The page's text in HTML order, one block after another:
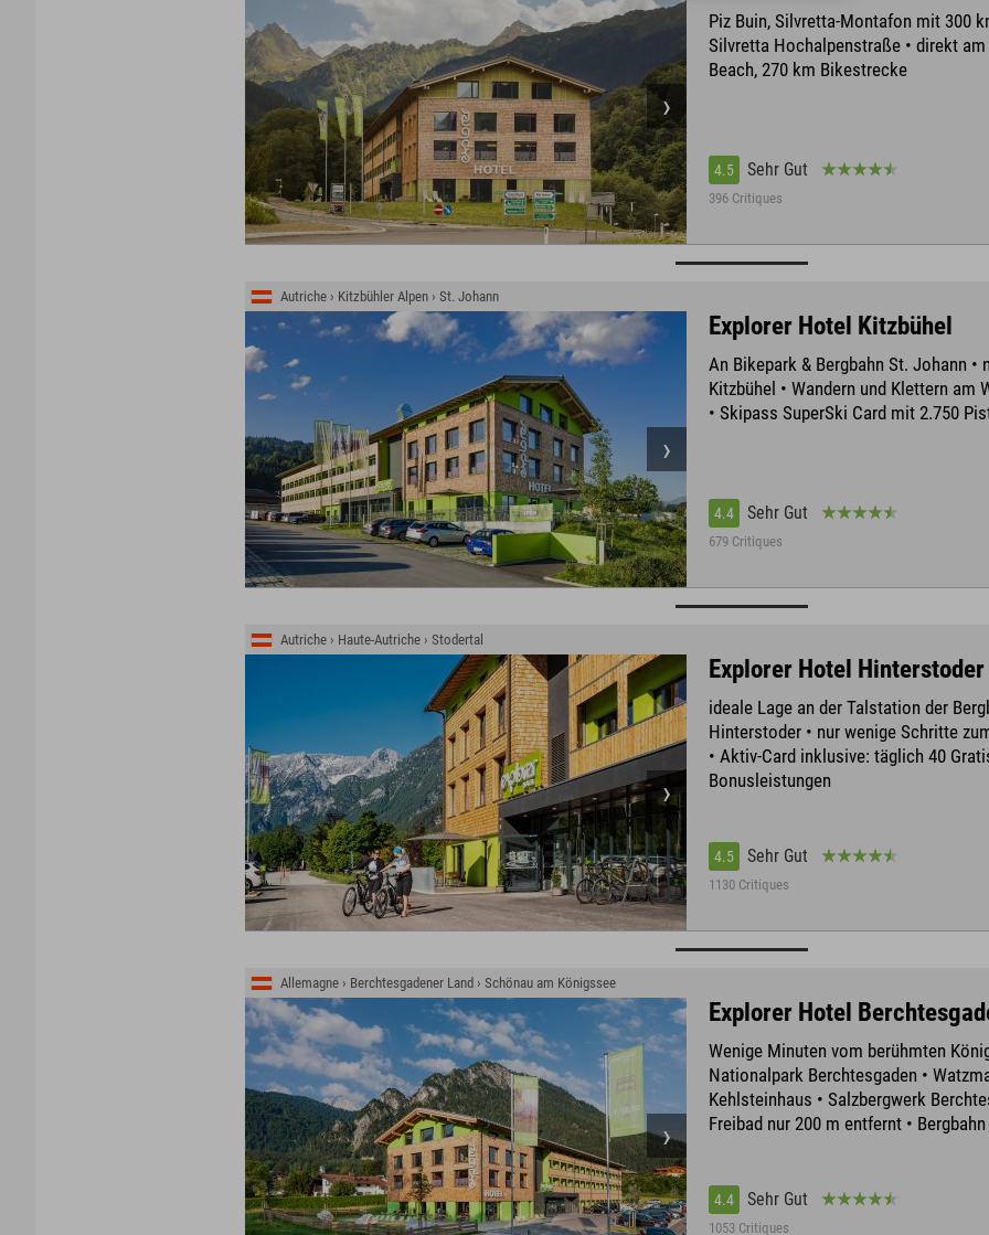
Piz Buin, Silvretta-Montafon mit 300
Silvretta Hochalpenstraße • direkt
Beach, 270 km Bikestrecke
4.5 Sehr Gut
396 Critiques
Autriche › Kitzbühler Alpen › St. Johann
Explorer Hotel Kitzbühel
An Bikepark & Bergbahn St. Johann •
Kitzbühel • Wandern und Klettern am
• Skipass SuperSki Card mit 2.750
4.4 Sehr Gut
679 Critiques
Autriche › Haute-Autriche › Stodertal
Explorer Hotel Hinterstoder
ideale Lage an der Talstation der
Hinterstoder • nur wenige Schritte
• Aktiv-Card inklusive: täglich 40
Bonusleistungen
4.5 Sehr Gut
1130 Critiques
Allemagne › Berchtesgadener Land › Schönau am Königssee
Explorer Hotel
Wenige Minuten vom berühmten
Nationalpark Berchtesgaden •
Kehlsteinhaus • Salzbergwerk
Freibad nur 200 m entfernt •
4.4 Sehr Gut
1053 Critiques